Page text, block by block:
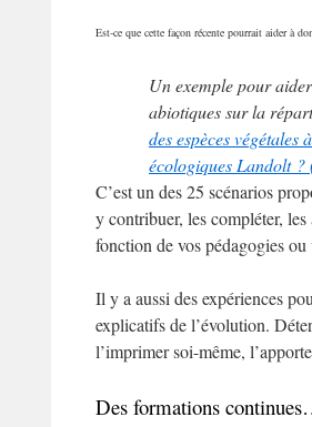
Est-ce que cette façon récente pourrait aider à
Un exemple pour
abiotiques sur la
des espèces
écologiques Landolt
C’est un des 25 scénarios
y contribuer, les compléter,
fonction de vos pédagogies
Il y a aussi des expériences
explicatifs de l’évolution.
l’imprimer soi-même,
Des formations